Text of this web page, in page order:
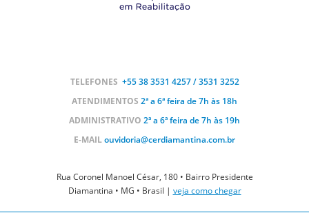
TELEFONES +55 383531 4257 / 3531 3252
ATENDIMENTOS 2ª a 6ª feira de 7h às 18h
ADMINISTRATIVO 2ª a 6ª feira de 7h às 19h
E-MAILouvidoria@cerdiamantina.com.br
Rua Coronel Manoel César, 180 • Bairro Presidente
Diamantina • MG • Brasil | veja como chegar